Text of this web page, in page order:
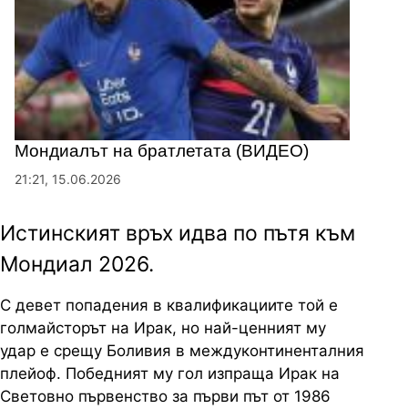
Мондиалът на братлетата (ВИДЕО)
21:21, 15.06.2026
Истинският връх идва по пътя към
Мондиал 2026.
С девет попадения в квалификациите той е
голмайсторът на Ирак, но най-ценният му
удар е срещу Боливия в междуконтиненталния
плейоф. Победният му гол изпраща Ирак на
Световно първенство за първи път от 1986